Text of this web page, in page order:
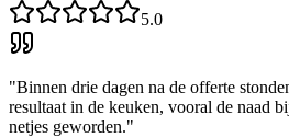
5.0
"Binnen drie dagen na de offerte
resultaat in de keuken, vooral de naad
netjes geworden."